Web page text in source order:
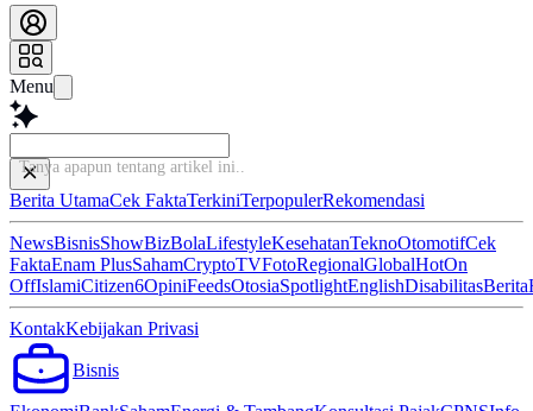
Menu
Tanya apapun tentang art
Berita UtamaCek FaktaTerkiniTerpopulerRekomendasi
NewsBisnisShowBizBolaLifestyleKesehatanTeknoOtomotifCek
FaktaEnam PlusSahamCryptoTVFotoRegionalGlobalHotOn
OffIslamiCitizen6OpiniFeedsOtosiaSpotlightEnglishDisabilitasBerita
KontakKebijakan Privasi
Bisnis